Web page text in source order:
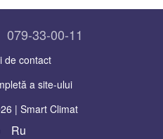
079-33-00-11
de contact
a site-ului
| Smart Climat
Ru